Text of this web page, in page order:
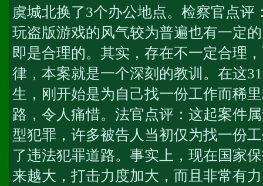
虞城北换了3个办公地点。检察官点评
玩盗版游戏的风气较为普遍也有一定
即是合理的。其实，存在不一定合理
律，本案就是一个深刻的教训。在这
生，刚开始是为自己找一份工作而稀
路，令人痛惜。法官点评：这起案件
型犯罪，许多被告人当初仅为找一份
了违法犯罪道路。事实上，现在国家
来越大，打击力度加大，而且非常有